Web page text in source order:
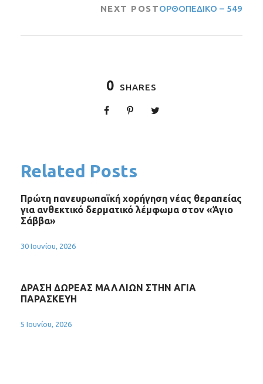
NEXT POSTΟΡΘΟΠΕΔΙΚΟ – 549
0 SHARES
Related Posts
Πρώτη πανευρωπαϊκή χορήγηση νέας θεραπείας
για ανθεκτικό δερματικό λέμφωμα στον «Άγιο
Σάββα»
30 Ιουνίου, 2026
ΔΡΑΣΗ ΔΩΡΕΑΣ ΜΑΛΛΙΩΝ ΣΤΗΝ ΑΓΙΑ
ΠΑΡΑΣΚΕΥΗ
5 Ιουνίου, 2026